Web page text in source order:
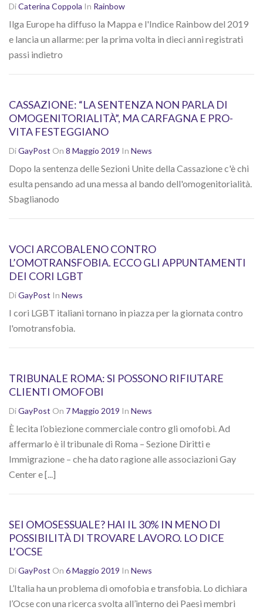
DiCaterina Coppola In Rainbow
Ilga Europe ha diffuso la Mappa e l'Indice Rainbow del 2019
e lancia un allarme: per la prima volta in dieci anni registrati
passi indietro
CASSAZIONE: “LA SENTENZA NON PARLA DI
OMOGENITORIALITÀ”, MA CARFAGNA E PRO-
VITA FESTEGGIANO
DiGayPost On 8 Maggio 2019 In News
Dopo la sentenza delle Sezioni Unite della Cassazione c'è chi
esulta pensando ad una messa al bando dell'omogenitorialità.
Sbaglianodo
VOCI ARCOBALENO CONTRO
L’OMOTRANSFOBIA. ECCO GLI APPUNTAMENTI
DEI CORI LGBT
DiGayPost In News
I cori LGBT italiani tornano in piazza per la giornata contro
l'omotransfobia.
TRIBUNALE ROMA: SI POSSONO RIFIUTARE
CLIENTI OMOFOBI
DiGayPost On 7 Maggio 2019 In News
È lecita l’obiezione commerciale contro gli omofobi. Ad
affermarlo è il tribunale di Roma – Sezione Diritti e
Immigrazione – che ha dato ragione alle associazioni Gay
Center e [...]
SEI OMOSESSUALE? HAI IL 30% IN MENO DI
POSSIBILITÀ DI TROVARE LAVORO. LO DICE
L’OCSE
DiGayPost On 6 Maggio 2019 In News
L’Italia ha un problema di omofobia e transfobia. Lo dichiara
l’Ocse con una ricerca svolta all’interno dei Paesi membri